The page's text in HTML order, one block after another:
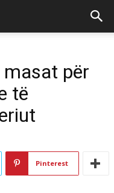
për
të
Pinterest